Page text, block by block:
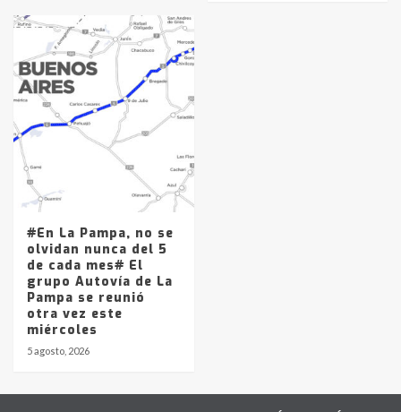
#En La Pampa, no se
olvidan nunca del 5
de cada mes# El
grupo Autovía de La
Pampa se reunió
otra vez este
miércoles
5 agosto, 2026